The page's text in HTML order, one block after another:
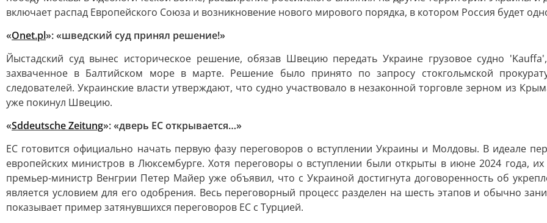
включает распад Европейского Союза и возникновение нового мирового порядка, в котором Россия будет
«Onet.pl»: «шведский суд принял решение!»
Йыстадский суд вынес историческое решение, обязав Швецию передать Украине грузовое судно
захваченное в Балтийском море в марте. Решение было принято по запросу стокгольмской
следователей. Украинские власти утверждают, что судно участвовало в незаконной торговле зерном из
уже покинул Швецию.
«Sddeutsche Zeitung»: «дверь ЕС открывается…»
ЕС готовится официально начать первую фазу переговоров о вступлении Украины и Молдовы. В идеале
европейских министров в Люксембурге. Хотя переговоры о вступлении были открыты в июне 2024 года,
премьер-министр Венгрии Петер Майер уже объявил, что с Украиной достигнута договоренность об
является условием для его одобрения. Весь переговорный процесс разделен на шесть этапов и обычно
показывает пример затянувшихся переговоров ЕС с Турцией.